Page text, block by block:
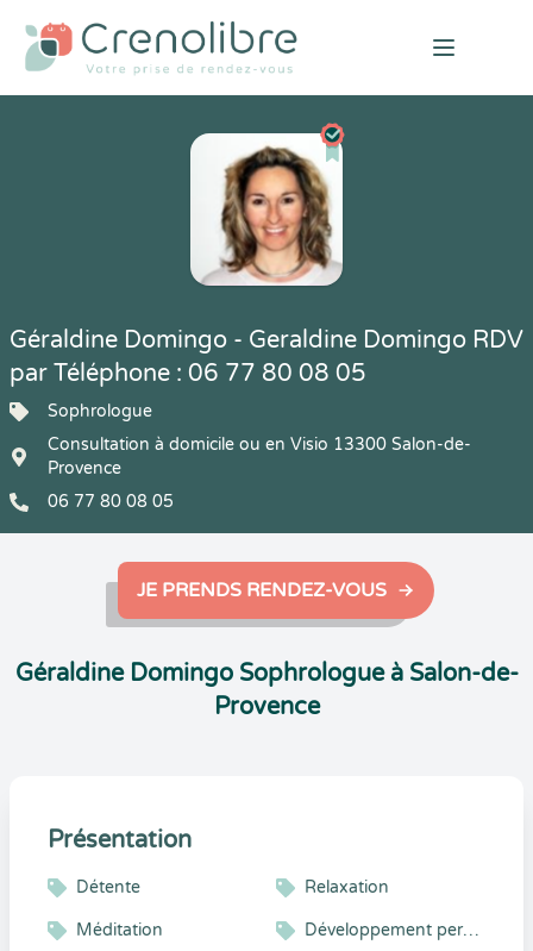
Open
Géraldine Domingo - Geraldine Domingo RDV
par Téléphone : 06 77 80 08 05
Sophrologue
Consultation à domicile ou en Visio 13300 Salon-de-
Provence
06 77 80 08 05
JE PRENDS RENDEZ-VOUS
Géraldine Domingo Sophrologue à Salon-de-
Provence
Présentation
Détente Relaxation
Méditation Développement personnel